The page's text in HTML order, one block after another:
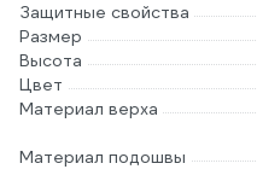
Защитные свойства
Размер
Высота
Цвет
Материал верха
Материал подошвы